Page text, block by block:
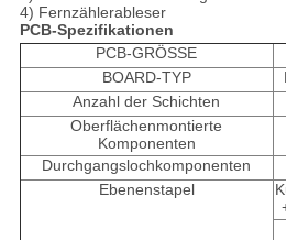
4) Fernzählerableser
PCB-Spezifikationen
PCB-GRÖSSE
BOARD-TYP
Anzahl der Schichten
Oberflächenmontierte
Komponenten
Durchgangslochkomponenten
Ebenenstapel